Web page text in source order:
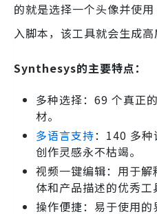
的就是选择一个头像并使
入脚本，该工具就会生成高
Synthesys的主要特点：
多种选择：69 个真正
材。
多语言支持：140 多种
创作灵感永不枯竭。
视频一键编辑：用于
体和产品描述的优秀工
操作便捷：易于使用